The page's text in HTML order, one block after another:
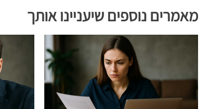
מאמרים נוספים שיעניינו אותך